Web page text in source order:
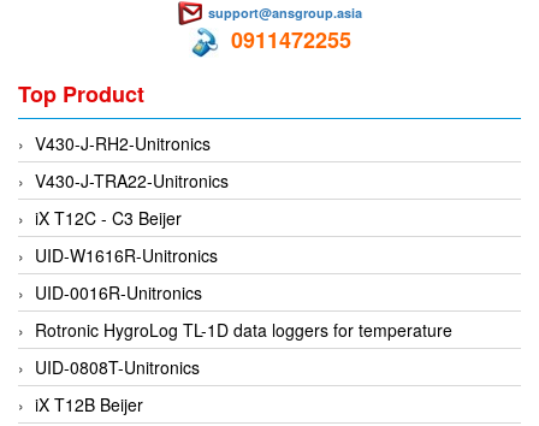
EMG
Emotron
ENCEL Vietnam
Endress+Hauser
Enensys Vietnam
Enerdoor
Enerpac
ENERSYS
Enolgas
support@ansgroup.asia
0911472255
Top Product
V430-J-RH2-Unitronics
V430-J-TRA22-Unitronics
iX T12C - C3 Beijer
UID-W1616R-Unitronics
UID-0016R-Unitronics
Rotronic HygroLog TL-1D data loggers for temperature
UID-0808T-Unitronics
iX T12B Beijer